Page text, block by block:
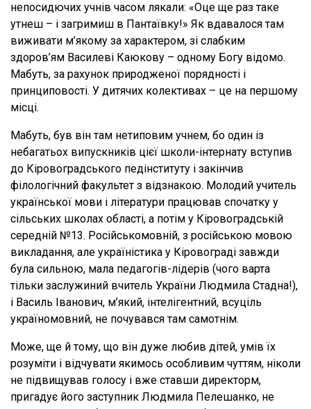
непосидючих учнів часом лякали: «Оце ще раз таке
утнеш – і загримиш в Пантаївку!» Як вдавалося там
виживати м’якому за характером, зі слабким
здоров’ям Василеві Каюкову – одному Богу відомо.
Мабуть, за рахунок природженої порядності і
принциповості. У дитячих колективах – це на першому
місці.
Мабуть, був він там нетиповим учнем, бо один із
небагатьох випускників цієї школи-інтернату вступив
до Кіровоградського педінституту і закінчив
філологічний факультет з відзнакою. Молодий учитель
української мови і літератури працював спочатку у
сільських школах області, а потім у Кіровоградській
середній №13. Російськомовній, з російською мовою
викладання, але україністика у Кіровограді завжди
була сильною, мала педагогів-лідерів (чого варта
тільки заслужиний вчитель України Людмила Стадна!),
і Василь Іванович, м’який, інтелігентний, всуціль
україномовний, не почувався там самотнім.
Може, ще й тому, що він дуже любив дітей, умів їх
розуміти і відчувати якимось особливим чуттям, ніколи
не підвищував голосу і вже ставши директорм,
пригадує його заступник Людмила Пелешанко, не